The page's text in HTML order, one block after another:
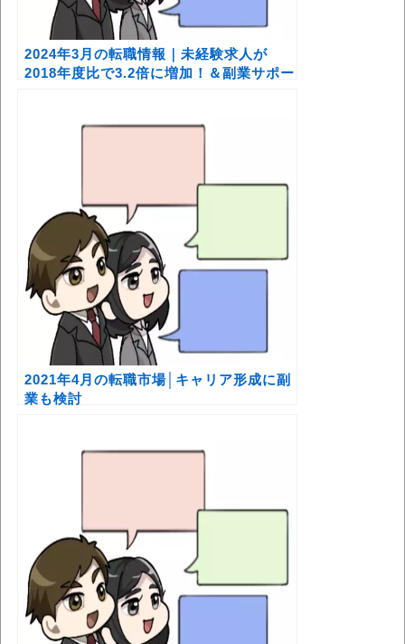
2024年3月の転職情報｜未経験求人が
2018年度比で3.2倍に増加！＆副業サポー
2021年4月の転職市場│キャリア形成に副
業も検討